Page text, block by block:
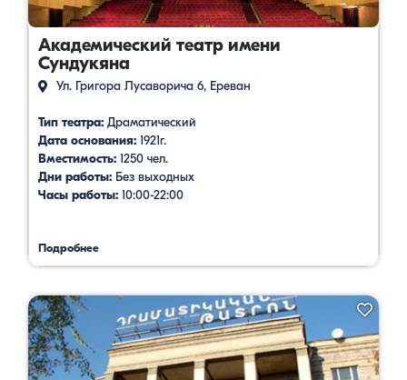
Академический театр имени
Сундукяна
Ул. Григора Лусаворича 6, Ереван
Тип театра: Драматический
Дата основания: 1921г.
Вместимость: 1250 чел.
Дни работы: Без выходных
Часы работы: 10:00-22:00
Подробнее